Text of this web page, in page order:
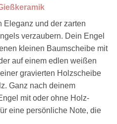
Eleganz und der zarten
verzaubern. Dein Engel
kleinen Baumscheibe mit
auf einem edlen weißen
gravierten Holzscheibe
Ganz nach deinem
mit oder ohne Holz-
eine persönliche Note, die